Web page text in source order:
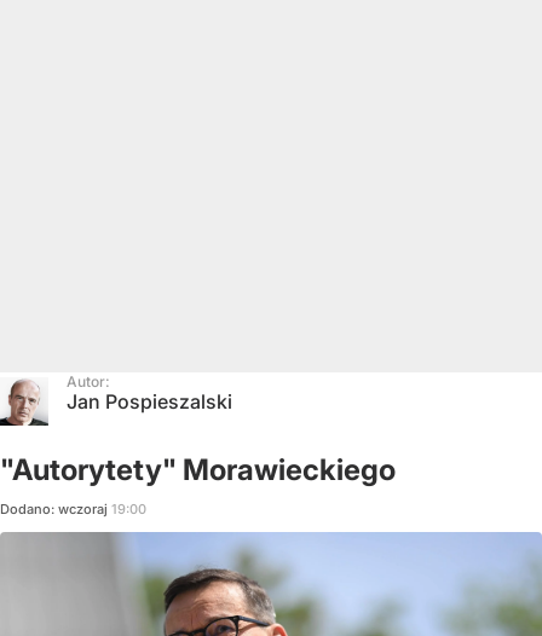
Autor:
Jan Pospieszalski
"Autorytety" Morawieckiego
Dodano: wczoraj 19:00